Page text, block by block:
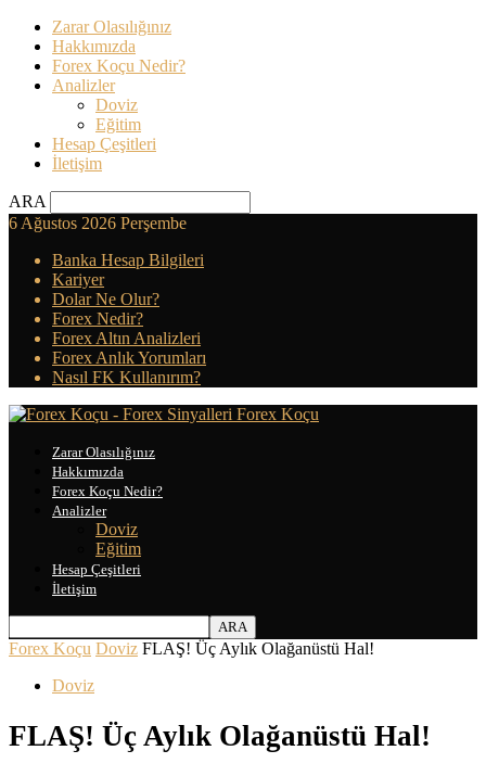
Zarar Olasılığınız
Hakkımızda
Forex Koçu Nedir?
Analizler
Doviz
Eğitim
Hesap Çeşitleri
İletişim
ARA
6 Ağustos 2026 Perşembe
Banka Hesap Bilgileri
Kariyer
Dolar Ne Olur?
Forex Nedir?
Forex Altın Analizleri
Forex Anlık Yorumları
Nasıl FK Kullanırım?
Forex Koçu
Zarar Olasılığınız
Hakkımızda
Forex Koçu Nedir?
Analizler
Doviz
Eğitim
Hesap Çeşitleri
İletişim
Forex Koçu Doviz FLAŞ! Üç Aylık Olağanüstü Hal!
Doviz
FLAŞ! Üç Aylık Olağanüstü Hal!